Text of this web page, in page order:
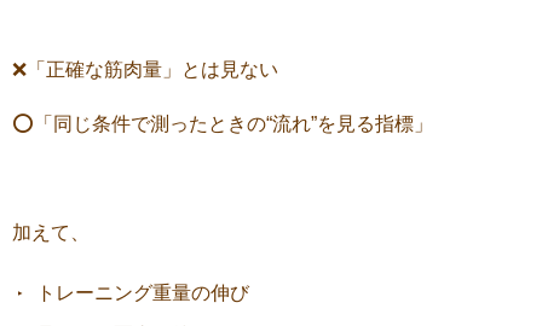
❌「正確な筋肉量」とは見ない
⭕「同じ条件で測ったときの“流れ”を見る指標」
加えて、
トレーニング重量の伸び